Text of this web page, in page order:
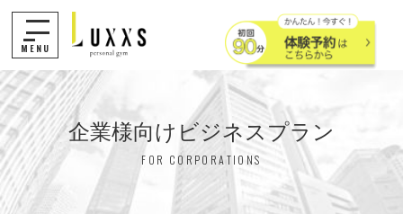
MENU
企業様向けビジネスプラン
FOR CORPORATIONS